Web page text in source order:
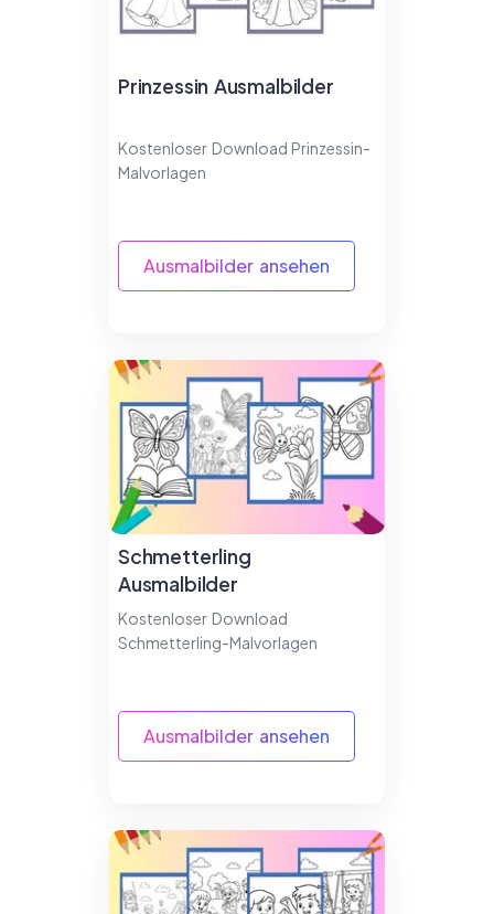
Prinzessin Ausmalbilder
Kostenloser Download Prinzessin-
Malvorlagen
Ausmalbilder ansehen
Schmetterling
Ausmalbilder
Kostenloser Download
Schmetterling-Malvorlagen
Ausmalbilder ansehen